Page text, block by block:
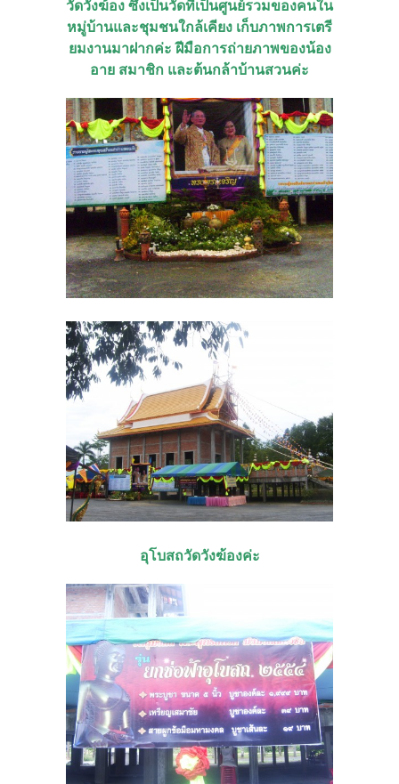
วัดวังฆ้อง ซึ่งเป็นวัดที่เป็นศูนย์รวมของคนใน
หมู่บ้านและชุมชนใกล้เคียง เก็บภาพการเตรี
ยมงานมาฝากค่ะ ฝีมือการถ่ายภาพของน้อง
อาย สมาชิก และต้นกล้าบ้านสวนค่ะ
อุโบสถวัดวังฆ้องค่ะ